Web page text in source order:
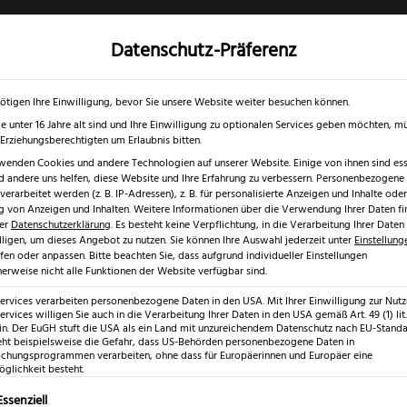
✓
& Outdoormesser Rasur & Nagelpflege Scheren
Sicherheit und Langlebigkeit hochwertiger
Datenschutz-Präferenz
Ihre Einwilligung, bevor Sie unsere Website weiter besuchen können.
unter 16 Jahre alt sind und Ihre Einwilligung zu optionalen Services geben möchten,
um Erlaubnis bitten.
Cookies und andere Technologien auf unserer Website. Einige von ihnen sind
andere uns helfen, diese Website und Ihre Erfahrung zu verbessern.
werden (z. B. IP-Adressen), z. B. für personalisierte Anzeigen und Inhalte
von Anzeigen und Inhalten.Weitere Informationen über die Verwendung Ihrer Daten
Datenschutzerklärung. Es besteht keine Verpflichtung, in die Verarbeitung Ihrer Daten
um dieses Angebot zu nutzen.Sie können Ihre Auswahl jederzeit unter
oder anpassen. Bitte beachten Sie, dass aufgrund individueller Einstellungen
nicht alle Funktionen der Website verfügbar sind.
verarbeiten personenbezogene Daten in den USA. Mit Ihrer Einwilligung zur
willigen Sie auch in die Verarbeitung Ihrer Daten in den USA gemäß Art. 49 (1)
Der EuGH stuft die USA als ein Land mit unzureichendem Datenschutz nach EU-
beispielsweise die Gefahr, dass US-Behörden personenbezogene Daten in
verarbeiten, ohne dass für Europäerinnen und Europäer eine
besteht.
eine Liste der Service-Gruppen, für die eine Einwilligung